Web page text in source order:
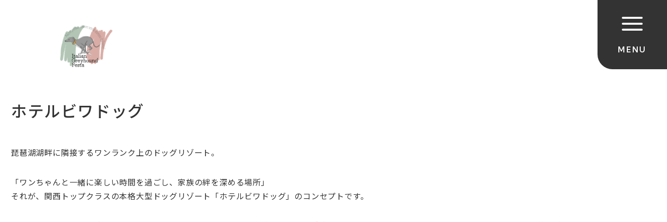
ホテルビワドッグ
琵琶湖湖畔に隣接するワンランク上のドッグリゾート。
「ワンちゃんと一緒に楽しい時間を過ごし、家族の絆を深める場所」
それが、関西トップクラスの本格大型ドッグリゾート「ホテルビワドッグ」のコンセプトです。